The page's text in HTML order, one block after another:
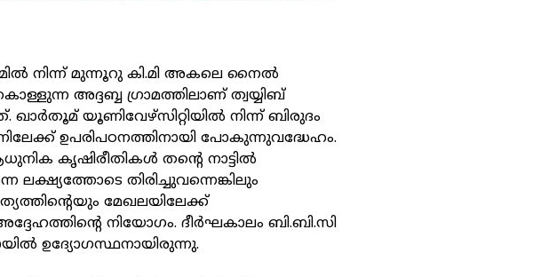
നിന്ന് മുന്നൂറു കി.മി അകലെ നൈൽ
അദ്ദബ്ബ ഗ്രാമത്തിലാണ് ത്വയ്യിബ്
ഖാർതൂമ് യൂണിവേഴ്‌സിറ്റിയിൽ നിന്ന് ബിരുദം
ഉപരിപഠനത്തിനായി പോകുന്നുവദ്ധേഹം.
കൃഷിരീതികൾ തന്റെ നാട്ടിൽ
ലക്ഷ്യത്തോടെ തിരിച്ചുവന്നെങ്കിലും
മേഖലയിലേക്ക്
നിയോഗം. ദീർഘകാലം ബി.ബി.സി
ഉദ്യോഗസ്ഥനായിരുന്നു.